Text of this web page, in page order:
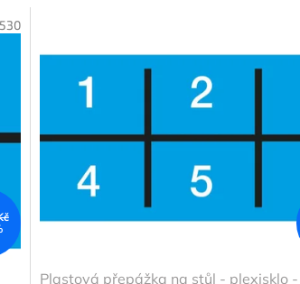
Plastová přepážka na stůl - plexisklo -